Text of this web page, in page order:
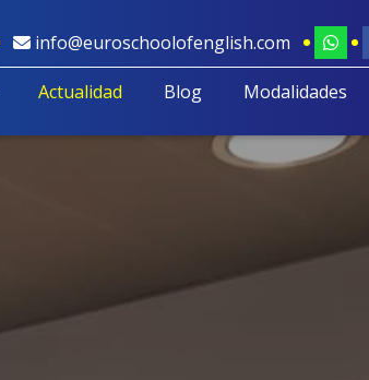
info@euroschoolofenglish.com
Actualidad Blog Modalidades